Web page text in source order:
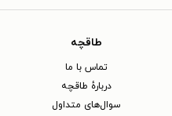
طاقچه
تماس با ما
دربارهٔ طاقچه
سوال‌های متداول